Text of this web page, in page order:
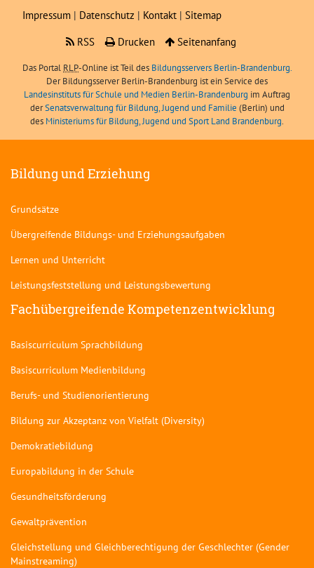
Impressum | Datenschutz | Kontakt | Sitemap
RSS
Drucken Seitenanfang
Das Portal RLP-Online ist Teil des Bildungsservers Berlin-Brandenburg.
Der Bildungsserver Berlin-Brandenburg ist ein Service des
Landesinstituts für Schule und Medien Berlin-Brandenburg im Auftrag
derSenatsverwaltung für Bildung, Jugend und Familie (Berlin) und
des Ministeriums für Bildung, Jugend und Sport Land Brandenburg.
Bildung und Erziehung
Grundsätze
Übergreifende Bildungs- und Erziehungsaufgaben
Lernen und Unterricht
Leistungsfeststellung und Leistungsbewertung
Fachübergreifende Kompetenzentwicklung
Basiscurriculum Sprachbildung
Basiscurriculum Medienbildung
Berufs- und Studienorientierung
Bildung zur Akzeptanz von Vielfalt (Diversity)
Demokratiebildung
Europabildung in der Schule
Gesundheitsförderung
Gewaltprävention
Gleichstellung und Gleichberechtigung der Geschlechter (Gender
Mainstreaming)